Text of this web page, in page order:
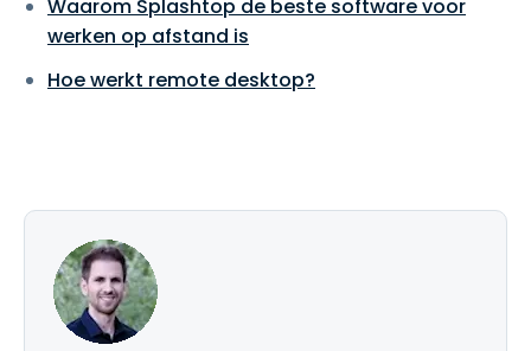
Waarom Splashtop de beste software voor
werken op afstand is
Hoe werkt remote desktop?